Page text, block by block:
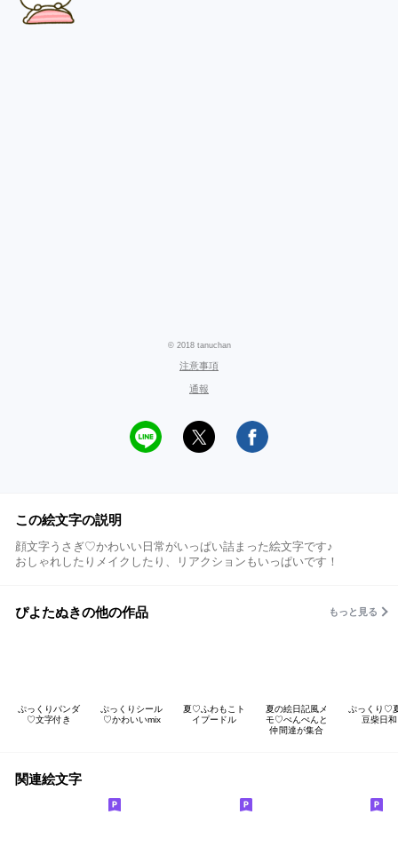
© 2018 tanuchan
注意事項
通報
この絵文字の説明
顔文字うさぎ♡かわいい日常がいっぱい詰まった絵文字です♪
おしゃれしたりメイクしたり、リアクションもいっぱいです！
ぴよたぬきの他の作品 もっと見る
ぷっくりパンダ
♡文字付き
ぷっくりシール
♡かわいいmix
夏♡ふわもこト
イプードル
夏の絵日記風メ
モ♡ぺんぺんと
仲間達が集合
ぷっくり♡
豆柴日和
関連絵文字